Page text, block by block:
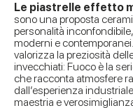
Le piastrelle effetto
sono una proposta
personalità
moderni e
valorizza la preziosità
invecchiati: Fuoco è la
che racconta atmosfere
dall’esperienza
maestria e